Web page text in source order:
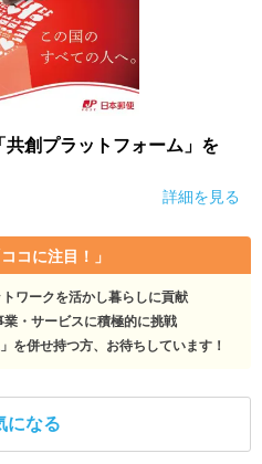
創プラットフォーム」を
詳細を見る
ココに注目！」
ワークを活かし暮らしに貢献
・サービスに積極的に挑戦
を併せ持つ方、お待ちしています！
になる